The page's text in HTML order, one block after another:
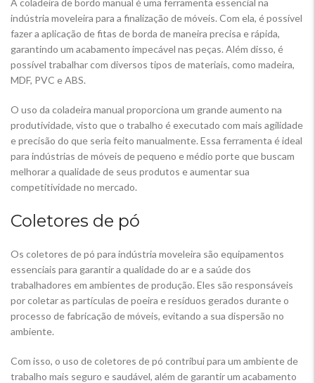
A coladeira de bordo manual é uma ferramenta essencial na
indústria moveleira para a finalização de móveis. Com ela, é possível
fazer a aplicação de fitas de borda de maneira precisa e rápida,
garantindo um acabamento impecável nas peças. Além disso, é
possível trabalhar com diversos tipos de materiais, como madeira,
MDF, PVC e ABS.
O uso da coladeira manual proporciona um grande aumento na
produtividade, visto que o trabalho é executado com mais agilidade
e precisão do que seria feito manualmente. Essa ferramenta é ideal
para indústrias de móveis de pequeno e médio porte que buscam
melhorar a qualidade de seus produtos e aumentar sua
competitividade no mercado.
Coletores de pó
Os coletores de pó para indústria moveleira são equipamentos
essenciais para garantir a qualidade do ar e a saúde dos
trabalhadores em ambientes de produção. Eles são responsáveis
por coletar as partículas de poeira e resíduos gerados durante o
processo de fabricação de móveis, evitando a sua dispersão no
ambiente.
Com isso, o uso de coletores de pó contribui para um ambiente de
trabalho mais seguro e saudável, além de garantir um acabamento